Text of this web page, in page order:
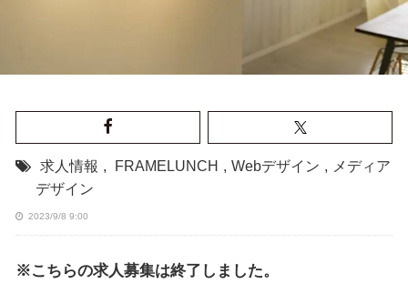
求人情報 , FRAMELUNCH , Webデザイン , メディア
デザイン
2023/9/8 9:00
※こちらの求人募集は終了しました。